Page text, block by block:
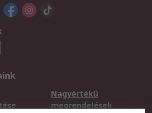
Nagyértékű
megrendelések